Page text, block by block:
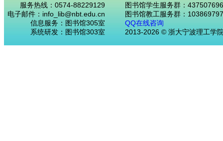
服务热线：0574-88229129
电子邮件：info_lib@nbt.edu.cn
信息服务：图书馆305室
系统研发：图书馆303室
图书馆学生服务群：437507696
图书馆教工服务群：
QQ在线咨询
2013-2026 © 浙大宁波理工学